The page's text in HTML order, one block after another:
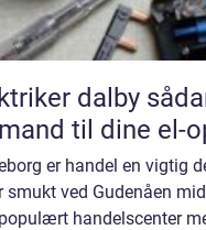
sådan vælger du den rette
til dine el-
er handel en vigtig
smukt ved Gudenåen
handelscenter